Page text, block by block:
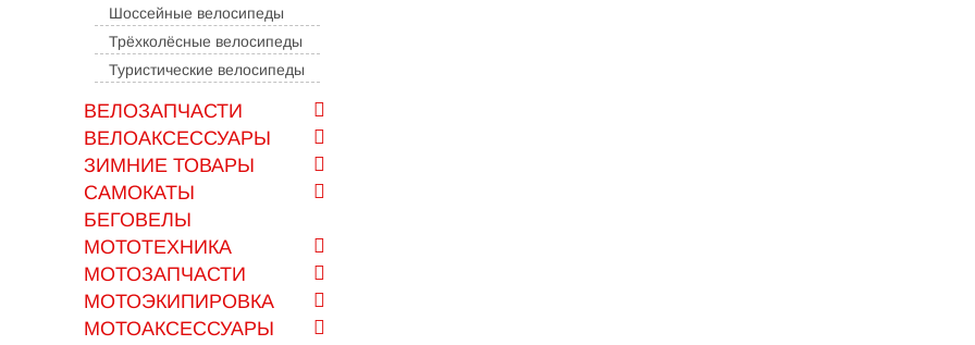
Шоссейные велосипеды
Трёхколёсные велосипеды
Туристические велосипеды
ВЕЛОЗАПЧАСТИ
ВЕЛОАКСЕССУАРЫ
ЗИМНИЕ ТОВАРЫ
САМОКАТЫ
БЕГОВЕЛЫ
МОТОТЕХНИКА
МОТОЗАПЧАСТИ
МОТОЭКИПИРОВКА
МОТОАКСЕССУАРЫ